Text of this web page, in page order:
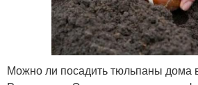
Можно ли посадить тюльпаны дома